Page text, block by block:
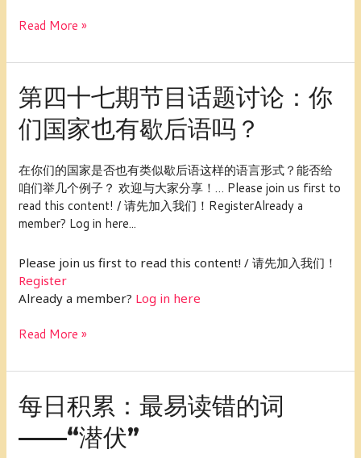
Read More »
第四十七期节目话题讨论：你
们国家也有歇后语吗？
在你们的国家是否也有类似歇后语这样的语言形式？能否给
咱们举几个例子？ 欢迎与大家分享！… Please join us first to
read this content! / 请先加入我们！RegisterAlready a
member? Log in here...
Please join us first to read this content! / 请先加入我们！
Register
Already a member? Log in here
第
四
十
七
节
目
话
题
论：
你
们
家
有
歇
后
吗？
Read More »
每日积累：最易读错的词
——“潜伏”
每
日